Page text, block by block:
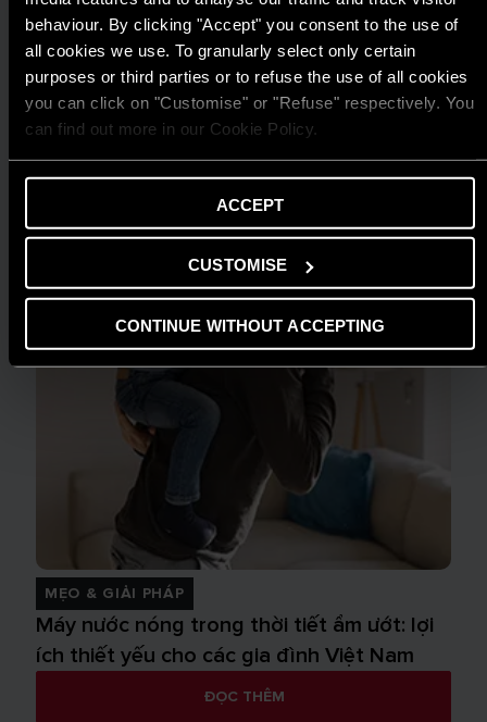
behaviour. By clicking "Accept" you consent to the use of
all cookies we use. To granularly select only certain
purposes or third parties or to refuse the use of all cookies
you can click on "Customise" or "Refuse" respectively. You
can find out more in our Cookie Policy.
ACCEPT
CUSTOMISE
CONTINUE WITHOUT ACCEPTING
ARISTON THIẾT LẬP CHUẨN MỰC MỚI
CHO GIẢI PHÁP NƯỚC NÓNG TẠI GIẢI
THƯỞNG HIỆU QUẢ NĂNG LƯỢNG 2025
ĐỌC THÊM
MẸO & GIẢI PHÁP
Máy nước nóng trong thời tiết ẩm ướt: lợi
ích thiết yếu cho các gia đình Việt Nam
ĐỌC THÊM